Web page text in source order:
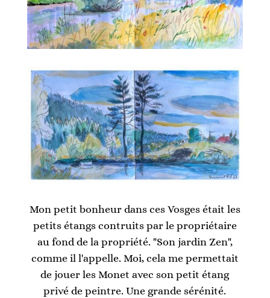
Mon petit bonheur dans ces Vosges était les
petits étangs contruits par le propriétaire
au fond de la propriété. "Son jardin Zen",
comme il l'appelle. Moi, cela me permettait
de jouer les Monet avec son petit étang
privé de peintre. Une grande sérénité.